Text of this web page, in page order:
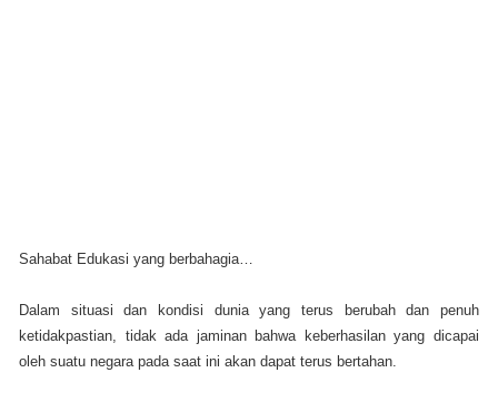
Sahabat Edukasi yang berbahagia…
Dalam situasi dan kondisi dunia yang terus berubah dan penuh
ketidakpastian, tidak ada jaminan bahwa keberhasilan yang dicapai
oleh suatu negara pada saat ini akan dapat terus bertahan.